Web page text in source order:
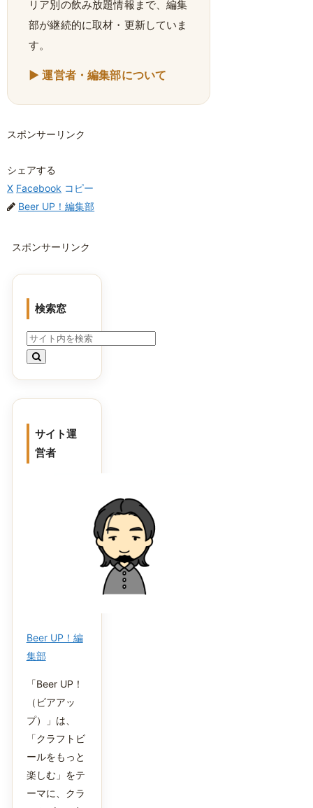
リア別の飲み放題情報まで、編集
部が継続的に取材・更新していま
す。
▶ 運営者・編集部について
スポンサーリンク
シェアする
X Facebook コピー
Beer UP！編集部
スポンサーリンク
検索窓
サイト運
営者
Beer UP！編
集部
「Beer UP！
（ビアアッ
プ）」は、
「クラフトビ
ールをもっと
楽しむ」をテ
ーマに、クラ